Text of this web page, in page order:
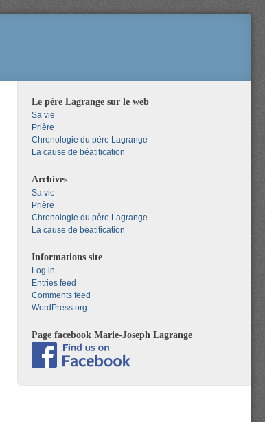
Le père Lagrange sur le web
Sa vie
Prière
Chronologie du père Lagrange
La cause de béatification
Archives
Sa vie
Prière
Chronologie du père Lagrange
La cause de béatification
Informations site
Log in
Entries feed
Comments feed
WordPress.org
Page facebook Marie-Joseph Lagrange